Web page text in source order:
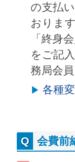
の支払
おりま
「終身
をご記
務局会
各種
会費前